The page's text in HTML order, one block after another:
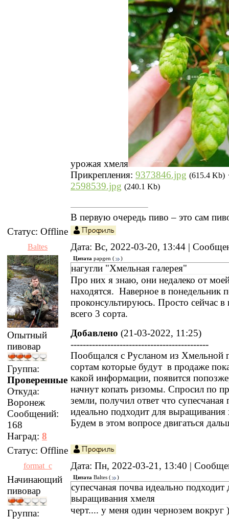
урожая хмеля
Прикрепления: 9373846.jpg (615.4 Kb)
2598539.jpg (240.1 Kb)
В первую очередь пиво – это сам
Статус: Offline
Baltes Дата: Вс, 2022-03-20, 13:44 |
Опытный
пивовар
Группа:
Проверенные
Откуда:
Воронеж
Сообщений:
168
Наград: 8
Цитата papgen ( )
нагугли "Хмельная галерея"
Про них я знаю, они недалеко от
находятся. Наверное в понедельник
проконсультируюсь. Просто сейчас в
всего 3 сорта.
Добавлено (21-03-2022, 11:25)
---------------------------------------------
Пообщался с Русланом из Хмельной
сортам которые будут в продаже
какой информации, появится
начнут копать ризомы. Спросил по
земли, получил ответ что супесчаная
идеально подходит для выращивания
Будем в этом вопросе двигаться
Статус: Offline
format_c
Дата: Пн, 2022-03-21, 13:40 |
Начинающий
пивовар
Группа:
Цитата Baltes ( )
cупесчаная почва идеально подходит
выращивания хмеля
черт.... у меня один чернозем вокруг )